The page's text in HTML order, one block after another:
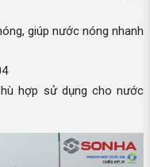
giúp nước nóng nhanh
hợp sử dụng cho nước